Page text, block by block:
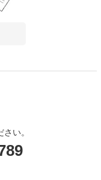
い。